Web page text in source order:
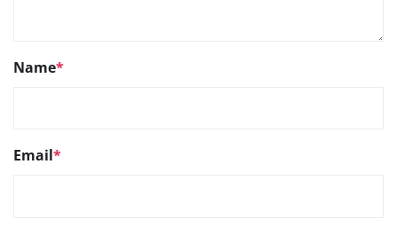
Name*
Email*